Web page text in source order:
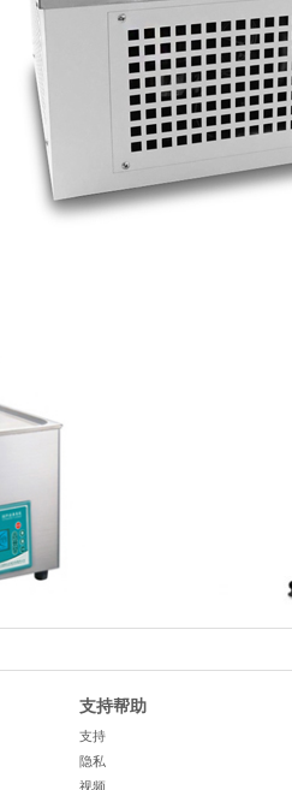
支持帮助
支持
隐私
视频